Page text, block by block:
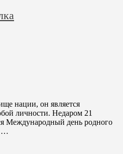
нации, он является
личности. Недаром 21
Международный день родного
…